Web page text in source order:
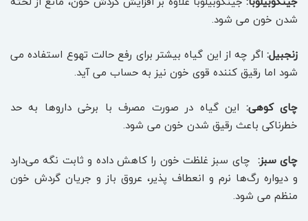
شدن خون می شود.
زنجبیل: اگر چه از این گیاه بیشتر برای رفع حالت تهوع استفاده می
شود اما رقیق کننده قوی خون نیز به حساب می آید.
چای کوهی: این گیاه در صورت مصرف با برخی داروها به حد
خطرناکی باعث رقیق شدن خون می شود.
چای سبز: چای سبز غلظت خون را ‏کاهش داده ‏و ثابت نگه می‌دارد
و دیواره رگ‌ها نرم و انعطاف پذیر، عروق باز و جریان گردش خون
منظم می شود‎.